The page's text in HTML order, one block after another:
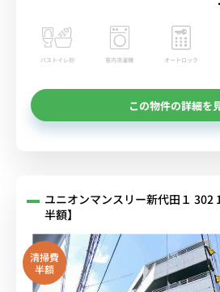
バストイレ別 室内洗濯機 オートロック
この物件の詳細を
ユニオンマンスリー新代田１ 302
半額】
清掃費
半額